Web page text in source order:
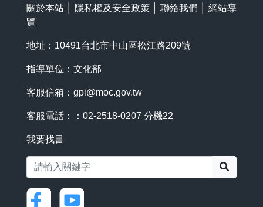
關於本站 隱私權及安全政策 聯絡我們
網站導
覽
地址：10491台北市中山區松江路209號
指導單位：文化部
客服信箱： gpi@moc.gov.tw
客服電話：：02-2518-0207 分機22
我要找書